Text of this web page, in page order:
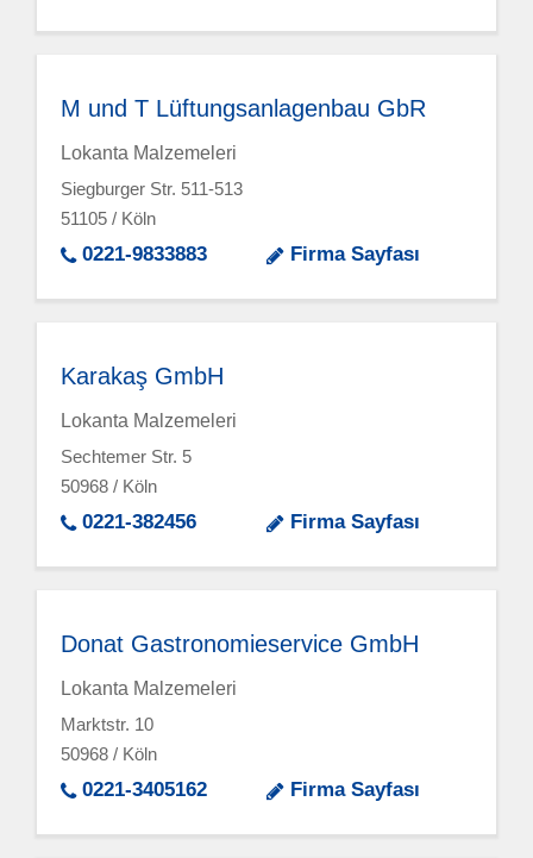
M und T Lüftungsanlagenbau GbR
Lokanta Malzemeleri
Siegburger Str. 511-513
51105 / Köln
0221-9833883 Firma Sayfası
Karakaş GmbH
Lokanta Malzemeleri
Sechtemer Str. 5
50968 / Köln
0221-382456 Firma Sayfası
Donat Gastronomieservice GmbH
Lokanta Malzemeleri
Marktstr. 10
50968 / Köln
0221-3405162 Firma Sayfası